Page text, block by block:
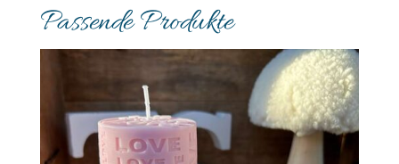
Passende Produkte